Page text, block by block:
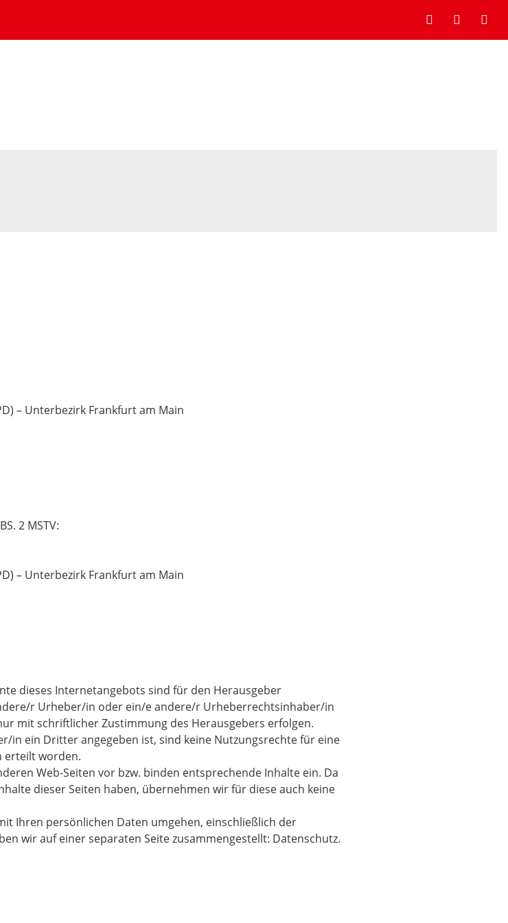
– Unterbezirk Frankfurt am Main
2 MSTV:
– Unterbezirk Frankfurt am Main
dieses Internetangebots sind für den Herausgeber
r Urheber/in oder ein/e andere/r Urheberrechtsinhaber/in
mit schriftlicher Zustimmung des Herausgebers erfolgen.
in ein Dritter angegeben ist, sind keine Nutzungsrechte für eine
erteilt worden.
Web-Seiten vor bzw. binden entsprechende Inhalte ein. Da
dieser Seiten haben, übernehmen wir für diese auch keine
Ihren persönlichen Daten umgehen, einschließlich der
wir auf einer separaten Seite zusammengestellt: Datenschutz.